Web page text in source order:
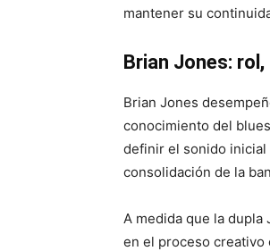
mantener su
Brian Jones:
Brian Jones
conocimiento del
definir el sonido inicial
consolidación de la
A medida que la
en el proceso creativo